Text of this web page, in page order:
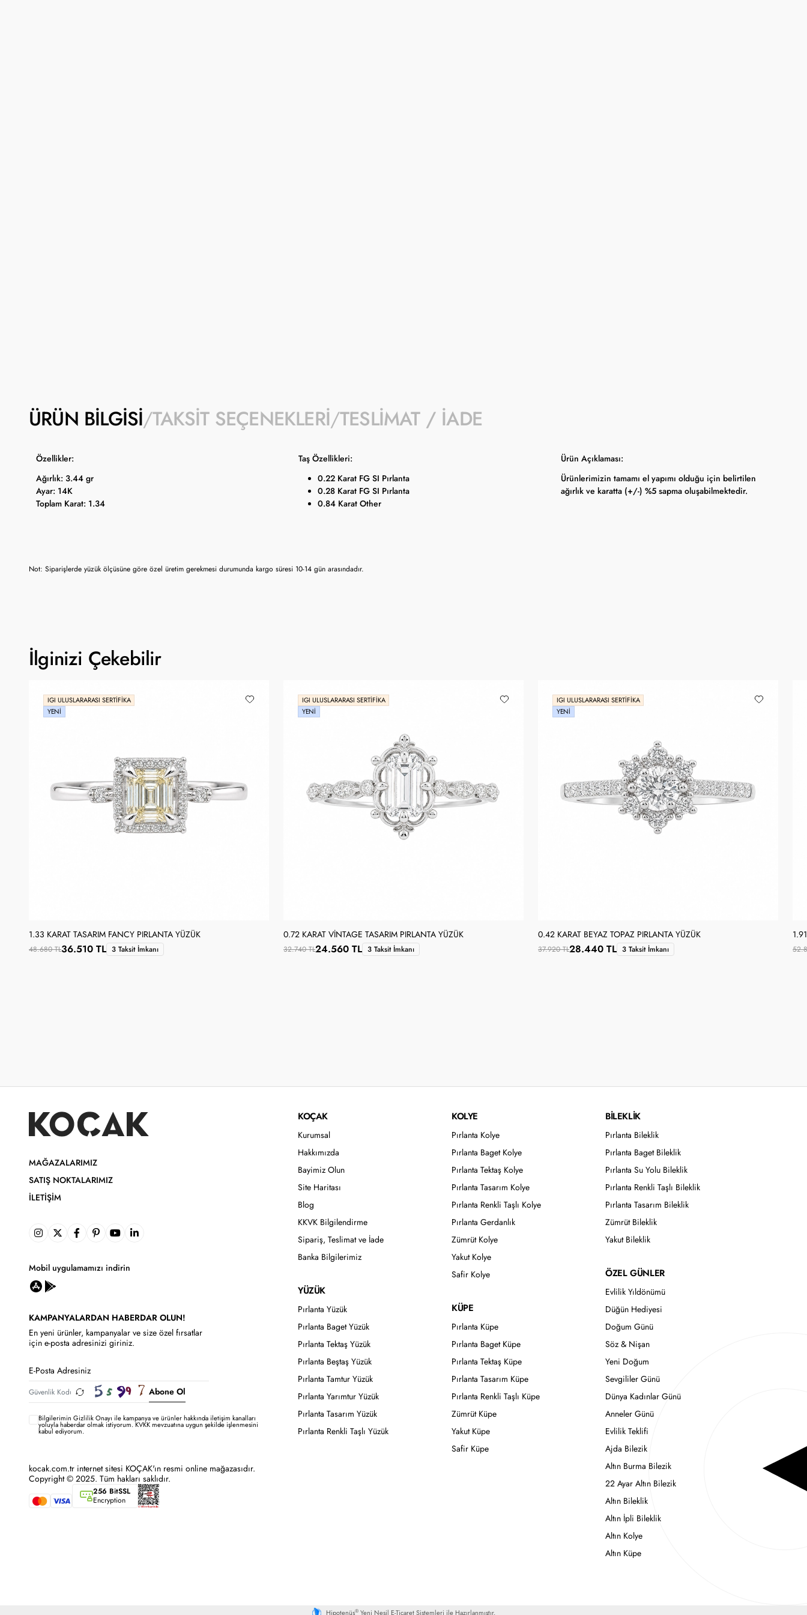
ÜRÜN BILGISI TAKSIT SEÇENEKLERI TESLIMAT / İADE
Özellikler: Taş Özellikleri:
Ürün Açıklaması:
Ağırlık: 3.44 gr
Ayar: 14K
Toplam Karat: 1.34
0.22 Karat FG SI Pırlanta
0.28 Karat FG SI Pırlanta
0.84 Karat Other
Ürünlerimizin tamamı el yapımı olduğu için belirtilen
ağırlık ve karatta (+/-) %5 sapma oluşabilmektedir.
Not: Siparişlerde yüzük ölçüsüne göre özel üretim gerekmesi durumunda kargo süresi 10-14 gün arasındadır.
İlginizi Çekebilir
IGI ULUSLARARASI SERTIFIKA
YENI
1.33 KARAT TASARIM FANCY PIRLANTA YÜZÜK
48.680 TL36.510 TL 3 Taksit İmkanı
IGI ULUSLARARASI SERTIFIKA
YENI
0.72 KARAT VINTAGE TASARIM PIRLANTA YÜZÜK
32.740 TL24.560 TL 3 Taksit İmkanı
IGI ULUSLARARASI SERTIFIKA
YENI
0.42 KARAT BEYAZ TOPAZ PIRLANTA YÜZÜK
37.920 TL28.440 TL 3 Taksit İmkanı
MAĞAZALARIMIZ
SATIŞ NOKTALARIMIZ
İLETIŞIM
Mobil uygulamamızı indirin
KAMPANYALARDAN HABERDAR OLUN!
En yeni ürünler, kampanyalar ve size özel fırsatlar
için e-posta adresinizi giriniz.
Abone Ol
Bilgilerimin Gizlilik Onayı ile kampanya ve ürünler hakkında iletişim kanalları
yoluyla haberdar olmak istiyorum.KVKK mevzuatına uygun şekilde işlenmesini
kabul ediyorum.
kocak.com.tr internet sitesi KOÇAK'ın resmi online mağazasıdır.
Copyright © 2025. Tüm hakları saklıdır.
256 BitSSL
Encryption
KOÇAK
Kurumsal
Hakkımızda
Bayimiz Olun
Site Haritası
Blog
KKVK Bilgilendirme
Sipariş, Teslimat ve İade
Banka Bilgilerimiz
YÜZÜK
Pırlanta Yüzük
Pırlanta Baget Yüzük
Pırlanta Tektaş Yüzük
Pırlanta Beştaş Yüzük
Pırlanta Tamtur Yüzük
Pırlanta Yarımtur Yüzük
Pırlanta Tasarım Yüzük
Pırlanta Renkli Taşlı Yüzük
KOLYE
Pırlanta Kolye
Pırlanta Baget Kolye
Pırlanta Tektaş Kolye
Pırlanta Tasarım Kolye
Pırlanta Renkli Taşlı Kolye
Pırlanta Gerdanlık
Zümrüt Kolye
Yakut Kolye
Safir Kolye
KÜPE
Pırlanta Küpe
Pırlanta Baget Küpe
Pırlanta Tektaş Küpe
Pırlanta Tasarım Küpe
Pırlanta Renkli Taşlı Küpe
Zümrüt Küpe
Yakut Küpe
Safir Küpe
BİLEKLİK
Pırlanta Bileklik
Pırlanta Baget Bileklik
Pırlanta Su Yolu Bileklik
Pırlanta Renkli Taşlı Bileklik
Pırlanta Tasarım Bileklik
Zümrüt Bileklik
Yakut Bileklik
ÖZEL GÜNLER
Evlilik Yıldönümü
Düğün Hediyesi
Doğum Günü
Söz & Nişan
Yeni Doğum
Sevgililer Günü
Dünya Kadınlar Günü
Anneler Günü
Evlilik Teklifi
Ajda Bilezik
Altın Burma Bilezik
22 Ayar Altın Bilezik
Altın Bileklik
Altın İpli Bileklik
Altın Kolye
Altın Küpe
Hipotenüs®Yeni Nesil E-Ticaret Sistemleri ile Hazırlanmıştır.